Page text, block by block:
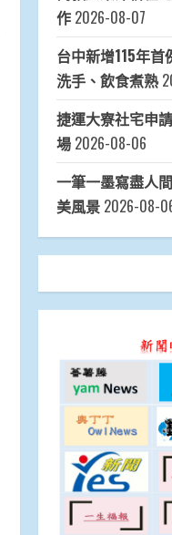
作 2026-08-07
台中新增115年
洗手、飲食煮熟
捷運大寮社宅申
場 2026-08-06
一筆一墨寫盡人
美風景 2026-08-